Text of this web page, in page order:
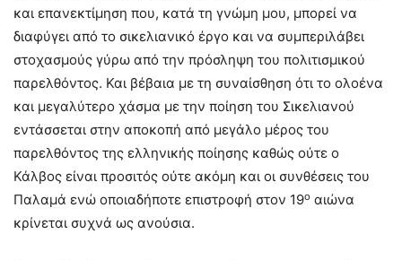
και επανεκτίμηση που, κατά τη γνώμη μου, μπορεί να
διαφύγει από το σικελιανικό έργο και να συμπεριλάβει
στοχασμούς γύρω από την πρόσληψη του πολιτισμικού
παρελθόντος. Και βέβαια με τη συναίσθηση ότι το ολοένα
και μεγαλύτερο χάσμα με την ποίηση του Σικελιανού
εντάσσεται στην αποκοπή από μεγάλο μέρος του
παρελθόντος της ελληνικής ποίησης καθώς ούτε ο
Κάλβος είναι προσιτός ούτε ακόμη και οι συνθέσεις του
Παλαμά ενώ οποιαδήποτε επιστροφή στον 19ο αιώνα
κρίνεται συχνά ως ανούσια.